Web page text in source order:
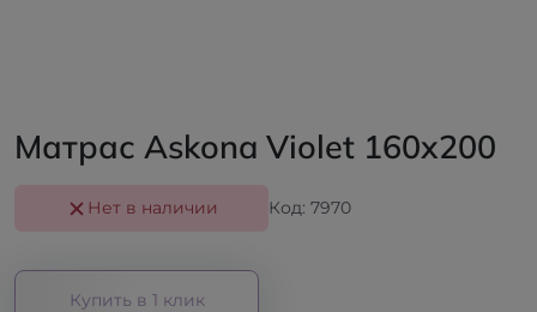
Матрас Askona Violet 160x200
Нет в наличии Код: 7970
Купить в 1 клик